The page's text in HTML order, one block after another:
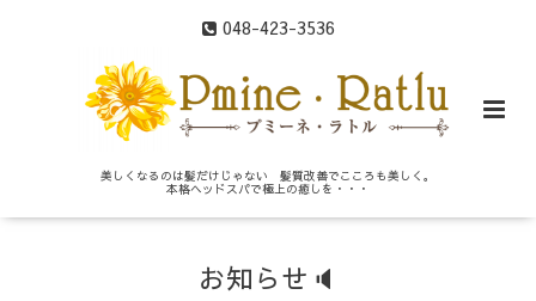
048-423-3536
美しくなるのは髪だけじゃない 髪質改善でこころも美しく。
本格ヘッドスパで極上の癒しを・・・
お知らせ🔈